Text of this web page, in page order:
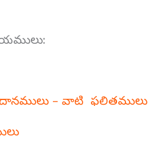
– వాటి ఫలితములు